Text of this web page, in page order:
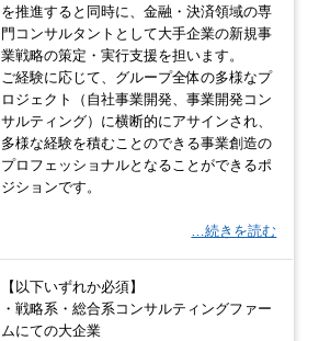
を推進すると同時に、金融・決済領域の専
門コンサルタントとして大手企業の新規事
業戦略の策定・実行支援を担います。
ご経験に応じて、グループ全体の多様なプ
ロジェクト（自社事業開発、事業開発コン
サルティング）に横断的にアサインされ、
多様な経験を積むことのできる事業創造の
プロフェッショナルとなることができるポ
ジションです。
…続きを読む
【以下いずれか必須】
・戦略系・総合系コンサルティングファー
ムにての大企業